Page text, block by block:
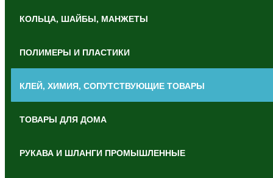
КОЛЬЦА, ШАЙБЫ, МАНЖЕТЫ
ПОЛИМЕРЫ И ПЛАСТИКИ
КЛЕЙ, ХИМИЯ, СОПУТСТВУЮЩИЕ ТОВАРЫ
ТОВАРЫ ДЛЯ ДОМА
РУКАВА И ШЛАНГИ ПРОМЫШЛЕННЫЕ